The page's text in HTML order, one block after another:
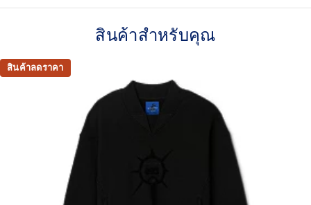
Various silhouettes can be created by adjusting the
Reflective ASICS logo embroidery
100% Recycled Polyester
สินค้าสำหรับคุณ
สินค้าลดราคา